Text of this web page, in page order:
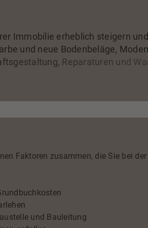
Immobilie erheblich steigern
und neue Bodenbeläge,
Reparaturen und
Immobilienexperten zu
Faktoren zusammen, die Sie bei
und Bauleitung